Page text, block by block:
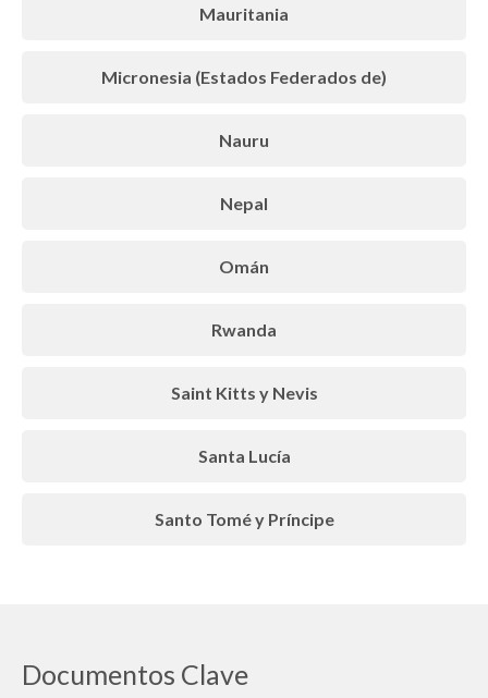
Mauritania
Micronesia (Estados Federados de)
Nauru
Nepal
Omán
Rwanda
Saint Kitts y Nevis
Santa Lucía
Santo Tomé y Príncipe
Documentos Clave